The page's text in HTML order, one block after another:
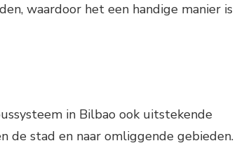
waardoor het een handige manier is
in Bilbao ook uitstekende
de stad en naar omliggende gebieden.